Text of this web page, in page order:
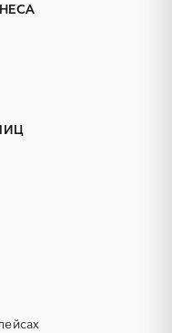
(гидравлический
(контрольно-
системы)